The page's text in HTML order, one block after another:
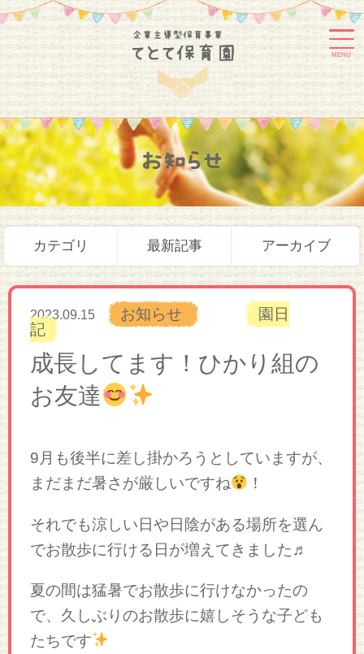
MENU
お知らせ
カテゴリ 最新記事 アーカイブ
2023.09.15 お知らせ
園日
記
成長してます！ひかり組の
お友達
9月も後半に差し掛かろうとしていますが、
まだまだ暑さが厳しいですね
！
それでも涼しい日や日陰がある場所を選ん
でお散歩に行ける日が増えてきました♬
夏の間は猛暑でお散歩に行けなかったの
で、久しぶりのお散歩に嬉しそうな子ども
たちです